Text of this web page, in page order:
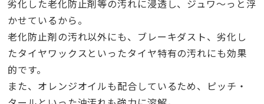
劣化した老化防止剤等の汚れに浸透し、ジュワ～っと浮
かせているから。
老化防止剤の汚れ以外にも、ブレーキダスト、劣化し
たタイヤワックスといったタイヤ特有の汚れにも効果
的です。
また、オレンジオイルも配合しているため、ピッチ・